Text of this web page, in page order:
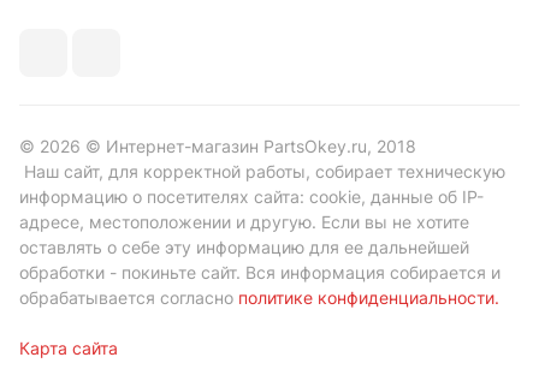
© 2026 © Интернет-магазин PartsOkey.ru, 2018
Наш сайт, для корректной работы, собирает техническую
информацию о посетителях сайта: cookie, данные об IP-
адресе, местоположении и другую. Если вы не хотите
оставлять о себе эту информацию для ее дальнейшей
обработки - покиньте сайт. Вся информация собирается и
обрабатывается согласно политике конфиденциальности.
Карта сайта